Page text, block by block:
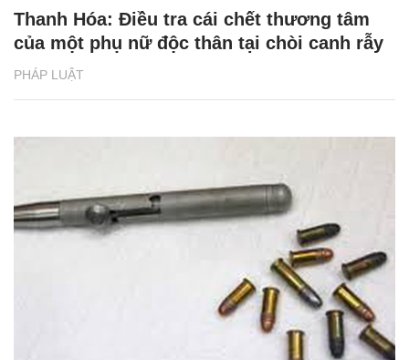
PHÁP LUẬT
Thanh Hóa: Điều tra cái chết thương tâm
của một phụ nữ độc thân tại chòi canh rẫy